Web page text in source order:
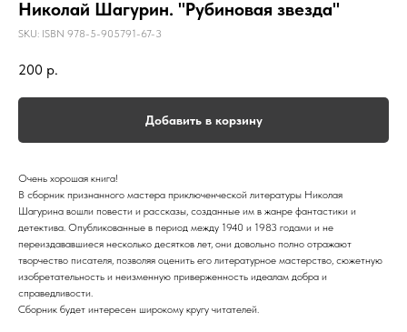
Николай Шагурин. "Рубиновая звезда"
SKU: ISBN 978-5-905791-67-3
200 р.
Добавить в корзину
Очень хорошая книга!
В сборник признанного мастера приключенческой литературы Николая
Шагурина вошли повести и рассказы, созданные им в жанре фантастики и
детектива. Опубликованные в период между 1940 и 1983 годами и не
переиздававшиеся несколько десятков лет, они довольно полно отражают
творчество писателя, позволяя оценить его литературное мастерство, сюжетную
изобретательность и неизменную приверженность идеалам добра и
справедливости.
Сборник будет интересен широкому кругу читателей.